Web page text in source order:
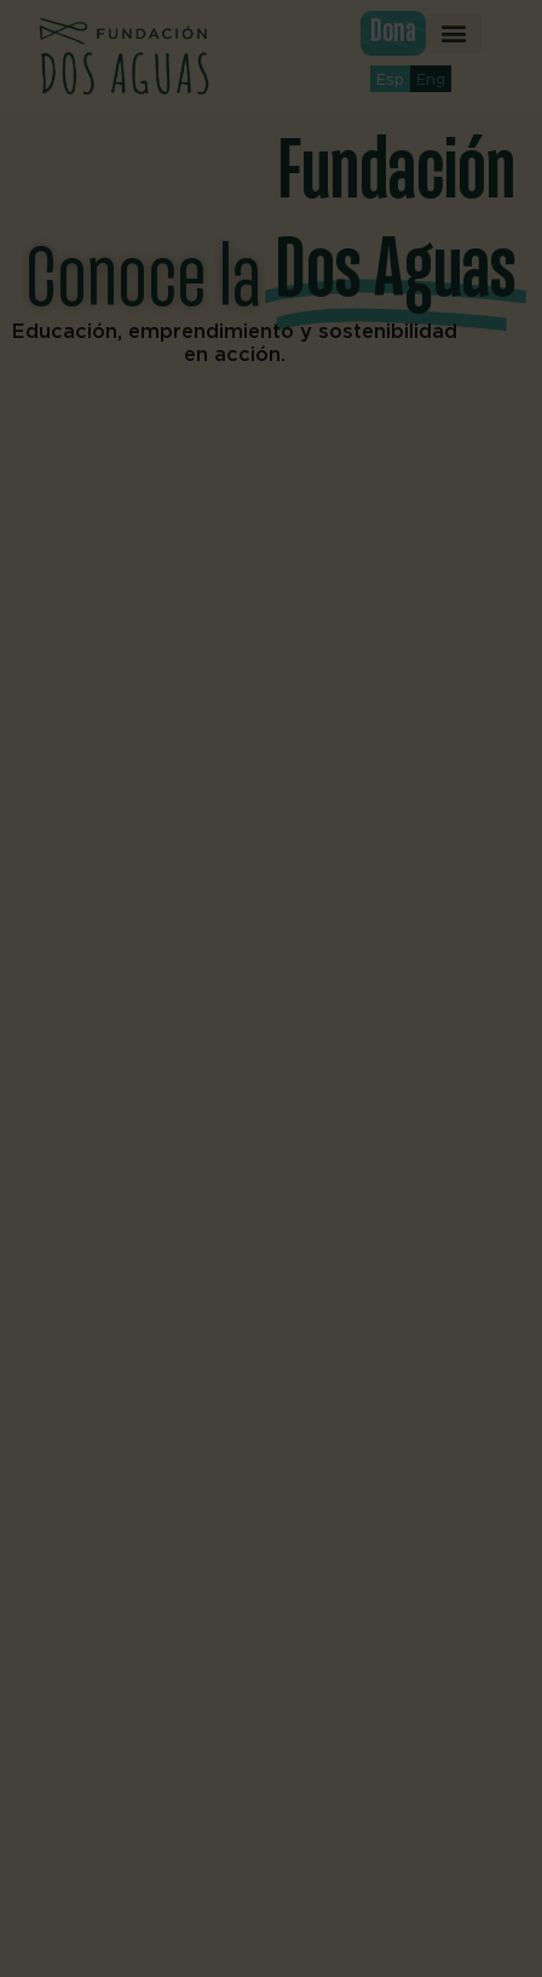
contenido
Dona
Esp Eng
Conoce la
Fundación
Dos Aguas
Educación, emprendimiento y sostenibilidad
en acción.